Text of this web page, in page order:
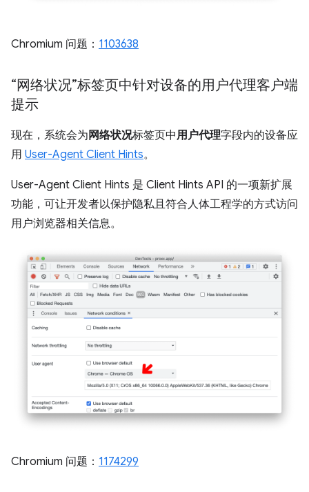
Chromium 问题： 1103638
“网络状况”标签页中针对设备的用户代理客户端
提示
现在，系统会为 网络状况标签页中用户代理字段内的设备应
用 User-Agent Client Hints。
User-Agent Client Hints 是 Client Hints API 的一项新扩展
功能，可让开发者以保护隐私且符合人体工程学的方式访问
用户浏览器相关信息。
Chromium 问题： 1174299